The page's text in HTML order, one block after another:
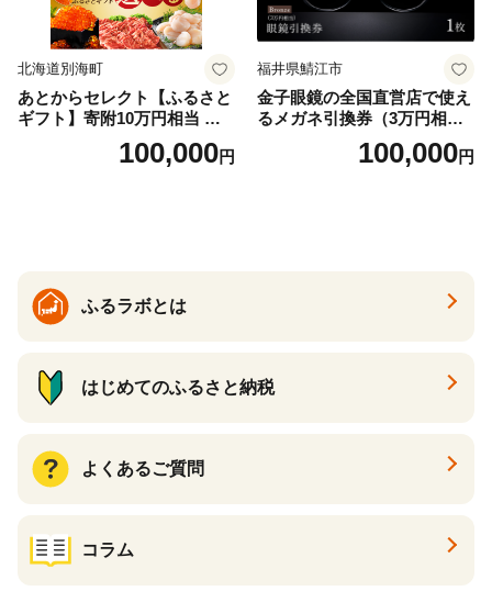
北海道別海町
あとからセレクト【ふるさと
ギフト】寄附10万円相当 あ
とから選べる！ ギフト いく
ら ほたて 海鮮 牛肉 別海町
ギフト ふるさと納税 ）
100,000円
福井県鯖江市
金子眼鏡の全国直営店で使え
るメガネ引換券（3万円相
100,000円
ふるラボとは
はじめてのふるさと納税
よくあるご質問
コラム